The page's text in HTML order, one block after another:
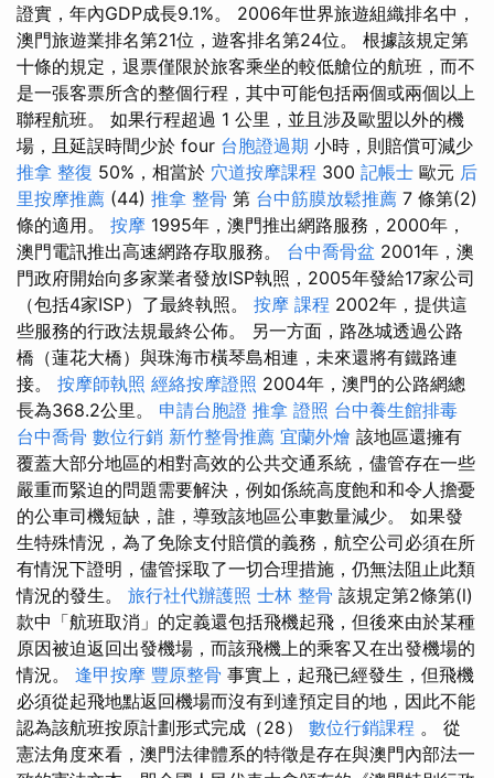
證實，年內GDP成長9.1%。 2006年世界旅遊組織排名中，
澳門旅遊業排名第21位，遊客排名第24位。 根據該規定第
十條的規定，退票僅限於旅客乘坐的較低艙位的航班，而不
是一張客票所含的整個行程，其中可能包括兩個或兩個以上
聯程航班。 如果行程超過 1 公里，並且涉及歐盟以外的機
場，且延誤時間少於 four 台胞證過期 小時，則賠償可減少
推拿 整復 50%，相當於 穴道按摩課程 300 記帳士 歐元 后
里按摩推薦 (44) 推拿 整骨 第 台中筋膜放鬆推薦 7 條第(2)
條的適用。 按摩 1995年，澳門推出網路服務，2000年，
澳門​​電訊推出高速網路存取服務。 台中喬骨盆 2001年，澳
門政府開始向多家業者發放ISP執照，2005年發給17家公司
（包括4家ISP）了最終執照。 按摩 課程 2002年，提供這
些服務的行政法規最終公佈。 另一方面，路氹城透過公路
橋（蓮花大橋）與珠海市橫琴島相連，未來還將有鐵路連
接。 按摩師執照 經絡按摩證照 2004年，澳門的公路網總
長為368.2公里。 申請台胞證 推拿 證照 台中養生館排毒
台中喬骨 數位行銷 新竹整骨推薦 宜蘭外燴 該地區還擁有
覆蓋大部分地區的相對高效的公共交通系統，儘管存在一些
嚴重而緊迫的問題需要解決，例如係統高度飽和和令人擔憂
的公車司機短缺，誰，導致該地區公車數量減少。 如果發
生特殊情況，為了免除支付賠償的義務，航空公司必須在所
有情況下證明，儘管採取了一切合理措施，仍無法阻止此類
情況的發生。 旅行社代辦護照 士林 整骨 該規定第2條第(l)
款中「航班取消」的定義還包括飛機起飛，但後來由於某種
原因被迫返回出發機場，而該飛機上的乘客又在出發機場的
情況。 逢甲按摩 豐原整骨 事實上，起飛已經發生，但飛機
必須從起飛地點返回機場而沒有到達預定目的地，因此不能
認為該航班按原計劃形式完成（28） 數位行銷課程 。 從
憲法角度來看，澳門法律體系的特徵是存在與澳門內部法一